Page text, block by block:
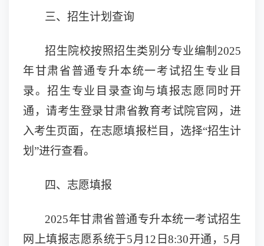
三、招生计划查询
招生院校按照招生类别分专业编制 2025
年甘肃省普通专升本统一考试招生专业目
录。招生专业目录查询与填报志愿同时开
通， 请考生登录甘肃省教育考试院官网 ， 进
入考生页面，在志愿填报栏目， 选择“招生计
划 ”进行查看。
四、志愿填报
2025年甘肃省普通专升本统一考试招生
网上填报志愿系统于5月1 2 日8:30开通，5月